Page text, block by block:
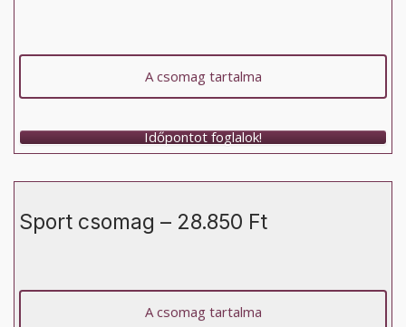
A csomag tartalma
Időpontot foglalok!
Sport csomag – 28.850 Ft
A csomag tartalma